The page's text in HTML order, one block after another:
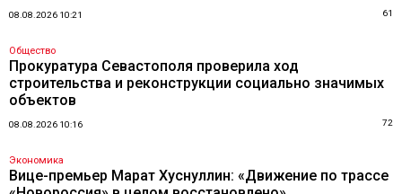
08.08.2026 10:21 61
Общество
Прокуратура Севастополя проверила ход
строительства и реконструкции социально значимых
объектов
08.08.2026 10:16 72
Экономика
Вице-премьер Марат Хуснуллин: «Движение по трассе